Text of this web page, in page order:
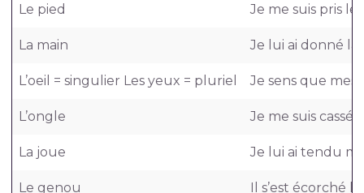
Le pied Je me suis pris
La main Je lui ai donné
L’oeil = singulier Les yeux = pluriel Je sens que mes
L’ongle Je me suis cassé
La joue Je lui ai tendu
Le genou Il s’est écorché